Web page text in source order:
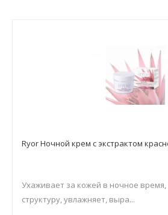
Ryor Ночной крем с экстрактом
Ухаживает за кожей в ночное
структуру, увлажняет, выра...